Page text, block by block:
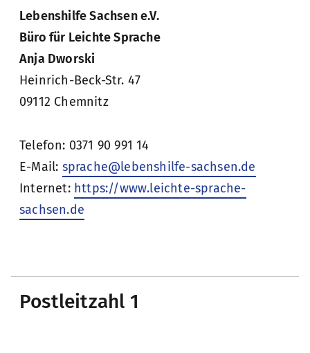
Lebenshilfe Sachsen e.V.
Büro für Leichte Sprache
Anja Dworski
Heinrich-Beck-Str. 47
09112 Chemnitz
Telefon: 0371 90 991 14
E-Mail: sprache@lebenshilfe-sachsen.de
Internet: https://www.leichte-sprache-
sachsen.de
Postleitzahl 1